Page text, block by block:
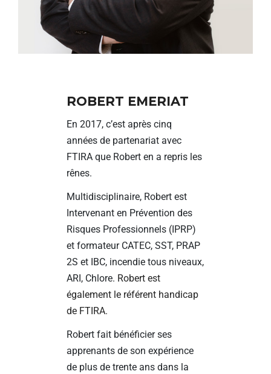
ROBERT EMERIAT
En 2017, c’est après cinq
années de partenariat avec
FTIRA que Robert en a repris les
rênes.
Multidisciplinaire, Robert est
Intervenant en Prévention des
Risques Professionnels (IPRP)
et formateur CATEC, SST, PRAP
2S et IBC, incendie tous niveaux,
ARI, Chlore. Robert est
également le référent handicap
de FTIRA.
Robert fait bénéficier ses
apprenants de son expérience
de plus de trente ans dans la